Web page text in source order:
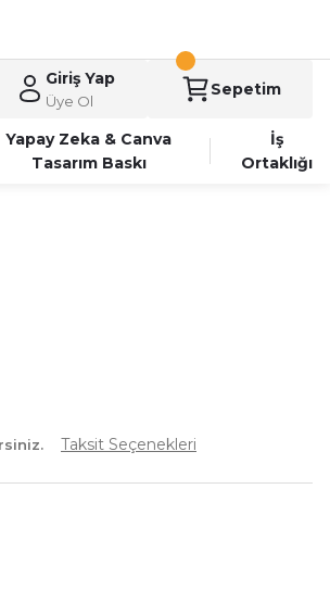
Giriş Yap
Üye Ol
Sepetim
Yapay Zeka & Canva
Tasarım Baskı
İş
Ortaklığı
Taksit Seçenekleri